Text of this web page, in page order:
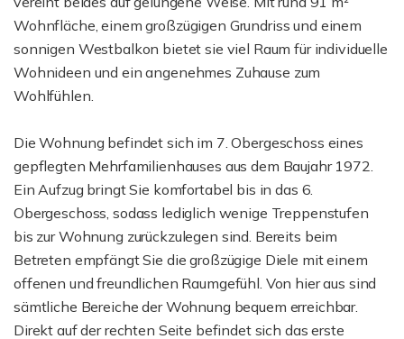
Wohnfläche, einem großzügigen Grundriss und einem
sonnigen Westbalkon bietet sie viel Raum für individuelle
Wohnideen und ein angenehmes Zuhause zum
Wohlfühlen.
Die Wohnung befindet sich im 7. Obergeschoss eines
gepflegten Mehrfamilienhauses aus dem Baujahr 1972.
Ein Aufzug bringt Sie komfortabel bis in das 6.
Obergeschoss, sodass lediglich wenige Treppenstufen
bis zur Wohnung zurückzulegen sind. Bereits beim
Betreten empfängt Sie die großzügige Diele mit einem
offenen und freundlichen Raumgefühl. Von hier aus sind
sämtliche Bereiche der Wohnung bequem erreichbar.
Direkt auf der rechten Seite befindet sich das erste